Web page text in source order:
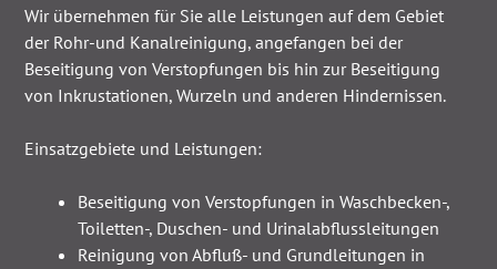
Wir übernehmen für Sie alle Leistungen auf dem Gebiet
der Rohr-und Kanalreinigung, angefangen bei der
Beseitigung von Verstopfungen bis hin zur Beseitigung
von Inkrustationen, Wurzeln und anderen Hindernissen.
Einsatzgebiete und Leistungen:
Beseitigung von Verstopfungen in Waschbecken-,
Toiletten-, Duschen- und Urinalabflussleitungen
Reinigung von Abfluß- und Grundleitungen in